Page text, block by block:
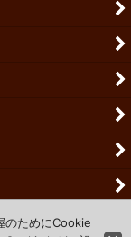
のためにCookie